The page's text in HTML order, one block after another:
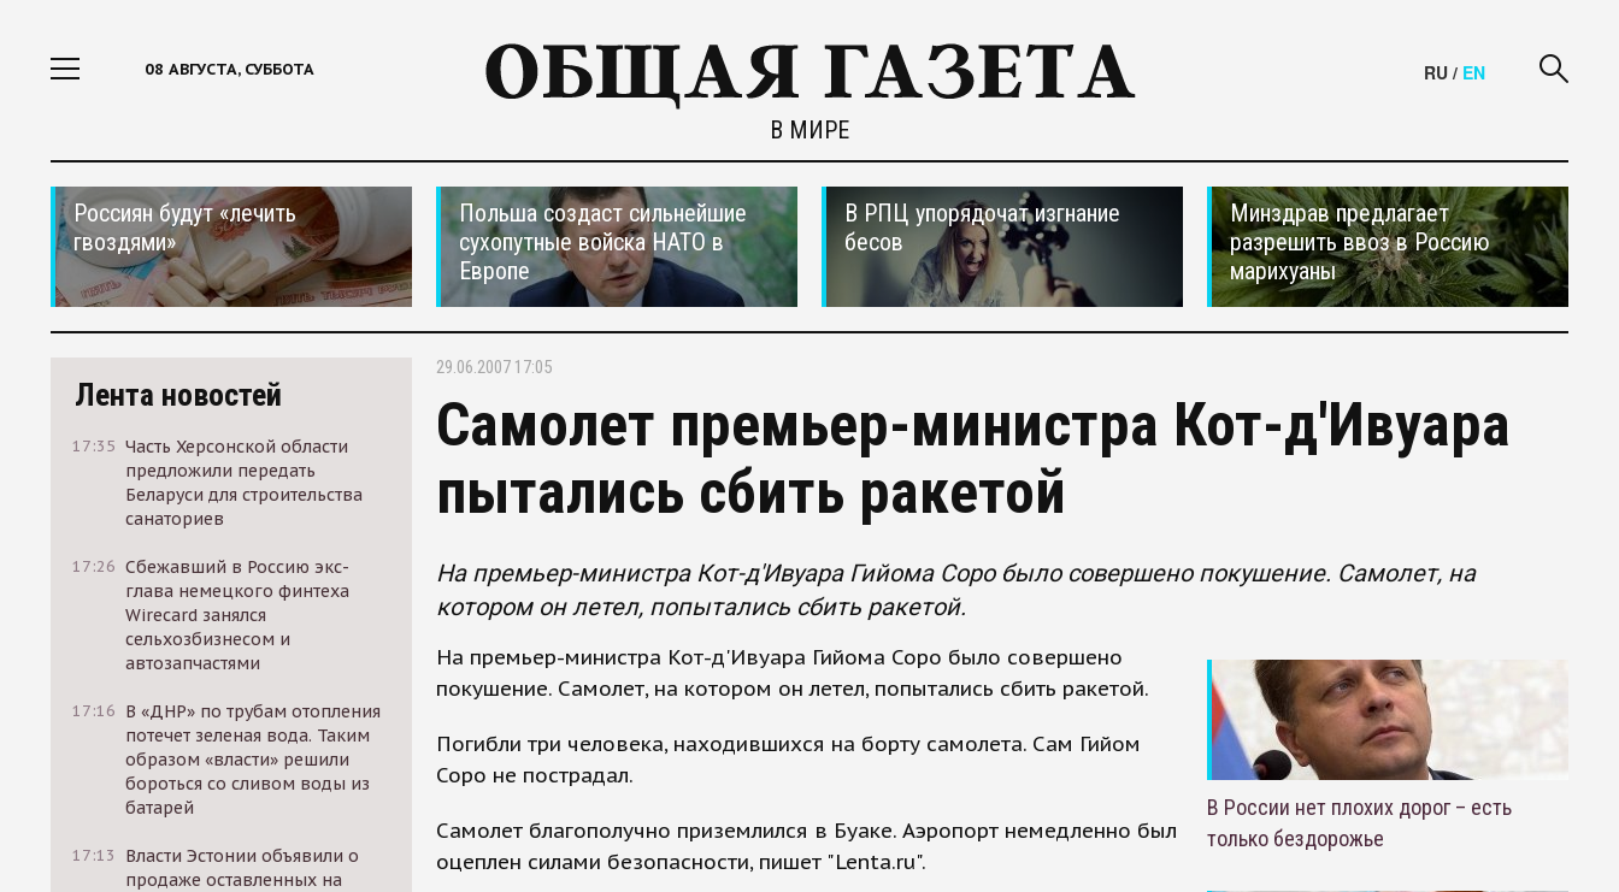
08 АВГУСТА, СУББОТА
В МИРЕ
RU / EN
Россиян будут «лечить
гвоздями»
Польша создаст сильнейшие
сухопутные войска НАТО в
Европе
В РПЦ упорядочат изгнание
бесов
Минздрав предлагает
разрешить ввоз в Россию
марихуаны
Лента новостей
17:35 Часть Херсонской области
предложили передать
Беларуси для строительства
санаториев
17:26 Сбежавший в Россию экс-
глава немецкого финтеха
Wirecard занялся
сельхозбизнесом и
автозапчастями
17:16 В «ДНР» по трубам отопления
потечет зеленая вода. Таким
образом «власти» решили
бороться со сливом воды из
батарей
17:13
Власти Эстонии объявили о
продаже оставленных на
29.06.2007 17:05
Самолет премьер-министра Кот-д'Ивуара
пытались сбить ракетой
На премьер-министра Кот-д'Ивуара Гийома Соро было совершено покушение. Самолет, на
котором он летел, попытались сбить ракетой.
На премьер-министра Кот-д'Ивуара Гийома Соро было совершено
покушение. Самолет, на котором он летел, попытались сбить ракетой.
Погибли три человека, находившихся на борту самолета. Сам Гийом
Соро не пострадал.
Самолет благополучно приземлился в Буаке. Аэропорт немедленно был
оцеплен силами безопасности, пишет "Lenta.ru".
В России нет плохих дорог – есть
только бездорожье